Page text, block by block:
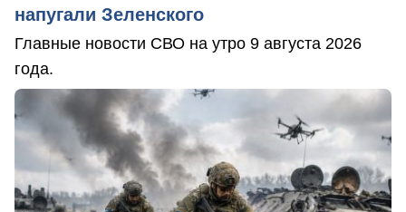
напугали Зеленского
Главные новости СВО на утро 9 августа 2026
года.